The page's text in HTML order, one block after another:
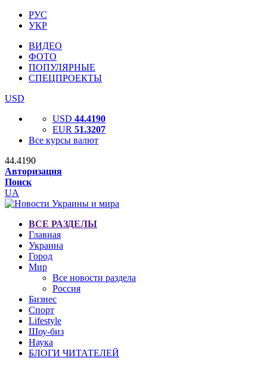
РУС
УКР
ВИДЕО
ФОТО
ПОПУЛЯРНЫЕ
СПЕЦПРОЕКТЫ
USD
USD 44.4190
EUR 51.3207
Все курсы валют
44.4190
Авторизация
Поиск
UA
ВСЕ РАЗДЕЛЫ
Главная
Украина
Город
Мир
Все новости раздела
Россия
Бизнес
Спорт
Lifestyle
Шоу-биз
Наука
БЛОГИ ЧИТАТЕЛЕЙ